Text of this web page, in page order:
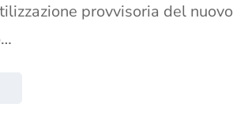
provvisoria del nuovo